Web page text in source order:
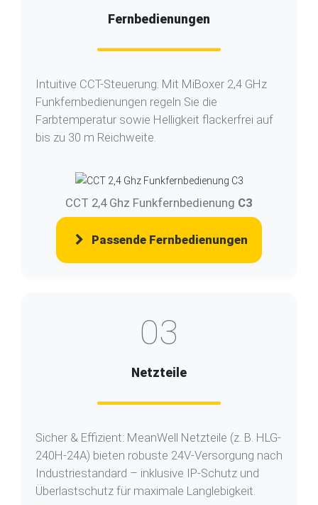
Fernbedienungen
Intuitive CCT-Steuerung: Mit MiBoxer 2,4 GHz
Funkfernbedienungen regeln Sie die
Farbtemperatur sowie Helligkeit flackerfrei auf
bis zu 30 m Reichweite.
CCT 2,4 Ghz Funkfernbedienung C3
Passende Fernbedienungen
03
Netzteile
Sicher & Effizient: MeanWell Netzteile (z. B. HLG-
240H-24A) bieten robuste 24V-Versorgung nach
Industriestandard – inklusive IP-Schutz und
Überlastschutz für maximale Langlebigkeit.